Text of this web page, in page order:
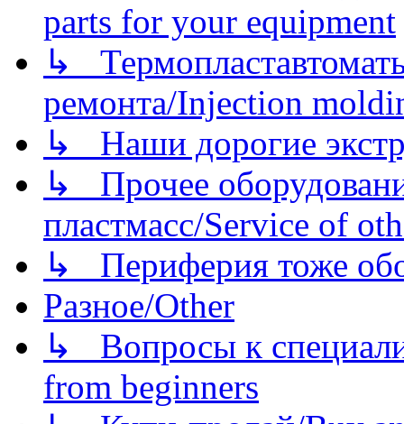
parts for your equipment
↳
ремонта/Injection
↳ Наши дорогие
↳ Прочее
пластмасс/Service of
↳ Периферия тоже
Разное/Other
↳ Вопросы к
from beginners